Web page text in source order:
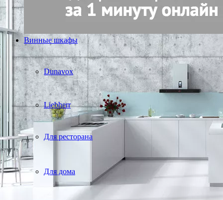
Винные шкафы
Dunavox
Liebherr
Для ресторана
Для дома